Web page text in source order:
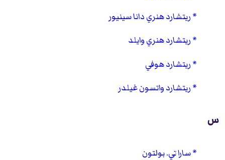
ريتشارد هنري دانا سينيور
ريتشارد هنري وايلد
ريتشارد هوفي
ريتشارد واتسون غيلدر
س
سارا تي. بولتون